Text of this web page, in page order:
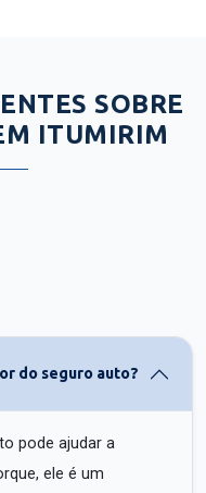
SOBRE
ITUMIRIM
do seguro auto?
pode ajudar a
ele é um